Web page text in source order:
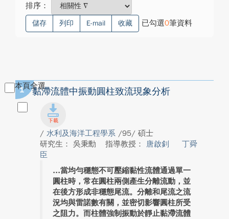
排序：
儲存 列印 E-mail 收藏 已勾選0筆資料
本頁全選
1 黏滯流體中振動圓柱致流現象分析
/ 水利及海洋工程學系 /95/ 碩士
研究生： 吳秉勳
指導教授： 唐啟釗
丁舜
臣
當均勻穩態不可壓縮黏性流體通過單一
圓柱時，常在圓柱兩側產生分離流動，並
在後方形成非穩態尾流。分離和尾流之流
況均與雷諾數有關，並密切影響圓柱所受
之阻力。而柱體強制振動於靜止黏滯流體